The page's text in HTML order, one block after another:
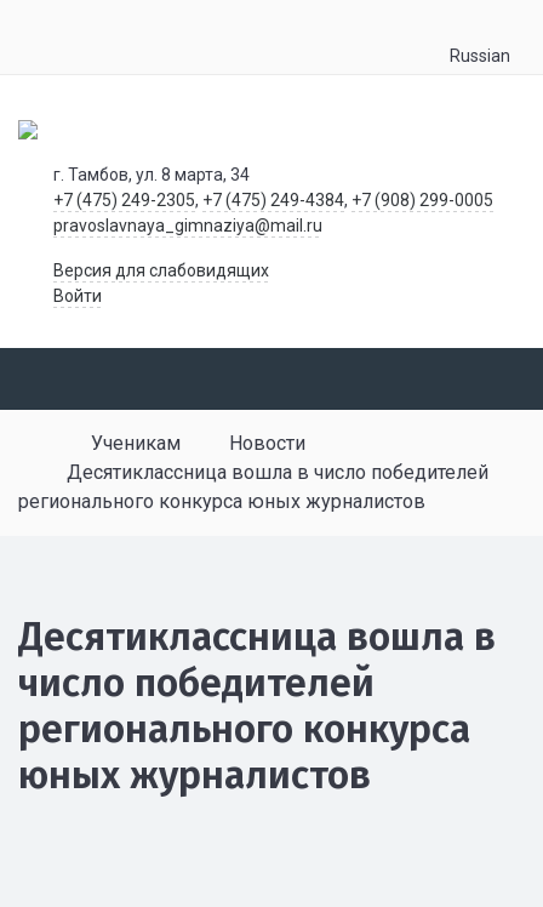
Russian
г. Тамбов, ул. 8 марта, 34
+7 (475) 249-2305, +7 (475) 249-4384, +7 (908) 299-0005
pravoslavnaya_gimnaziya@mail.ru
Версия для слабовидящих
Войти
Ученикам
Новости
Десятиклассница вошла в число победителей
регионального конкурса юных журналистов
Десятиклассница вошла в
число победителей
регионального конкурса
юных журналистов